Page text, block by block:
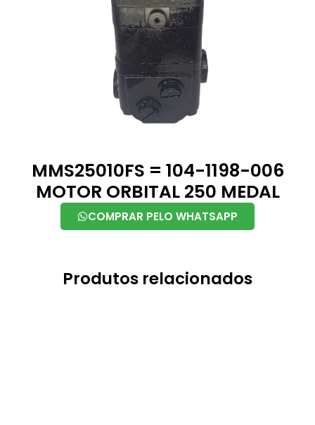
MMS25010FS = 104-1198-006
MOTOR ORBITAL 250 MEDAL
COMPRAR PELO WHATSAPP
Produtos relacionados